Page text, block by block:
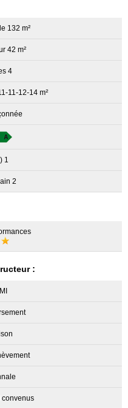
132 m²
42 m²
4
11-12-14 m²
1
2
:
convenus